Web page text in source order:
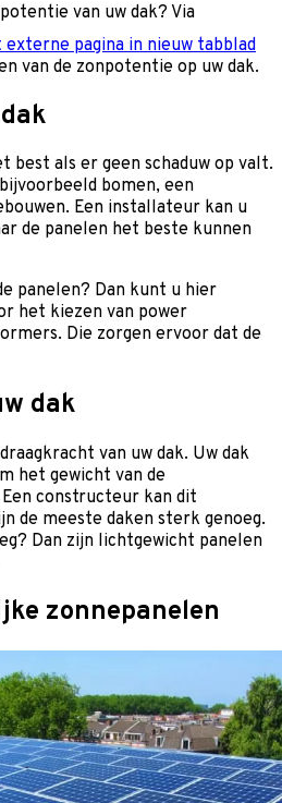
van uw dak? Via
externe pagina in nieuw tabblad
van de zonpotentie op uw dak.
best als er geen schaduw op valt.
bomen, een
Een installateur kan u
de panelen het beste kunnen
panelen? Dan kunt u hier
het kiezen van power
Die zorgen ervoor dat de
dak
van uw dak. Uw dak
het gewicht van de
constructeur kan dit
de meeste daken sterk genoeg.
Dan zijn lichtgewicht panelen
zonnepanelen